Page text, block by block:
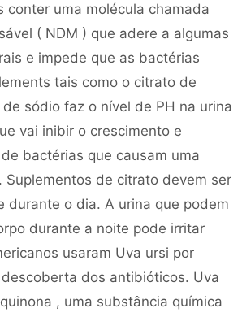
conter uma molécula chamada
( NDM ) que adere a algumas
e impede que as bactérias
tais como o citrato de
sódio faz o nível de PH na urina
vai inibir o crescimento e
bactérias que causam uma
Suplementos de citrato devem ser
durante o dia. A urina que podem
durante a noite pode irritar
usaram Uva ursi por
dos antibióticos. Uva
, uma substância química